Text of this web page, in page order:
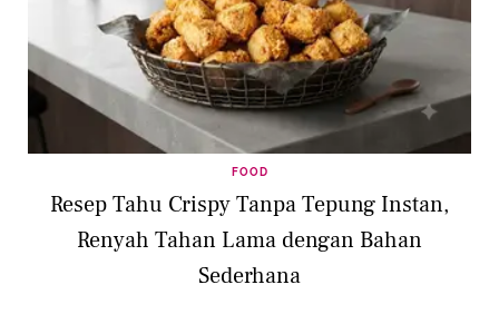
FOOD
Resep Tahu Crispy Tanpa Tepung Instan,
Renyah Tahan Lama dengan Bahan
Sederhana